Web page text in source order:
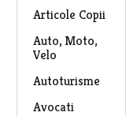
Articole Copii
Auto, Moto,
Velo
Autoturisme
Avocati